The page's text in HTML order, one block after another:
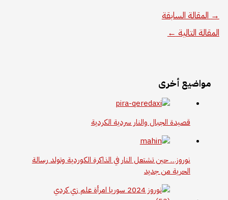
→ المقالة السابقة
المقالة التالية ←
مواضيع أخرى
قصيدة الجبال والنار سردية الكردية
نوروز… حين تشتعل النار في الذاكرة الكوردية وتولد رسالة
الحرية من جديد